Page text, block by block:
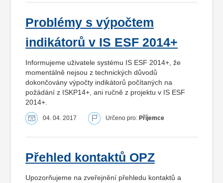
Problémy s výpočtem
indikátorů v IS ESF 2014+
Informujeme uživatele systému IS ESF 2014+, že
momentálně nejsou z technických důvodů
dokončovány výpočty indikátorů počítaných na
požádání z ISKP14+, ani ručně z projektu v IS ESF
2014+.
04. 04. 2017 Určeno pro: Příjemce
Přehled kontaktů OPZ
Upozorňujeme na zveřejnění přehledu kontaktů a